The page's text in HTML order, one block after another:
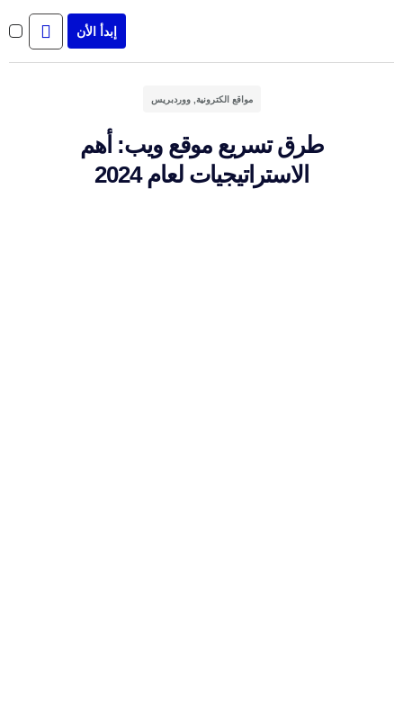
إبدأ الأن
مواقع الكترونية ,ووردبريس
طرق تسريع موقع ويب: أهم
الاستراتيجيات لعام 2024